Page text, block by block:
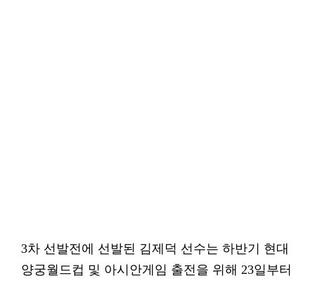
3차 선발전에 선발된 김제덕 선수는 하반기 현대
양궁월드컵 및 아시안게임 출전을 위해 23일부터